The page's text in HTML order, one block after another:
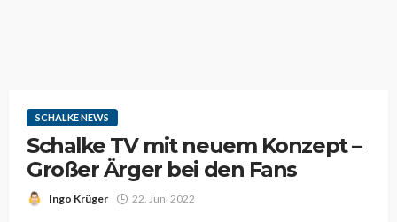
SCHALKE NEWS
Schalke TV mit neuem Konzept –
Großer Ärger bei den Fans
Ingo Krüger 22. Juni 2022